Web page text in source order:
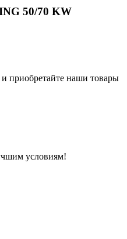
50/70 KW
приобретайте наши товары
условиям!